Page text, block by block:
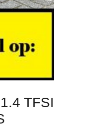
TFSI